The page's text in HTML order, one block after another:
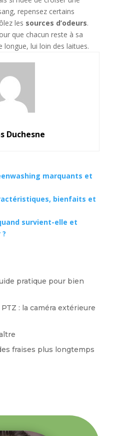
repensez certains
les sources d’odeurs.
que chacun reste à sa
longue, lui loin des laitues.
Duchesne
marquants et
bienfaits et
survient-elle et
pratique pour bien
: la caméra extérieure
fraises plus longtemps